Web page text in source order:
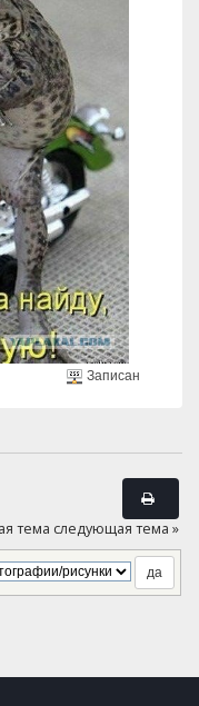
Записан
тема следующая тема »